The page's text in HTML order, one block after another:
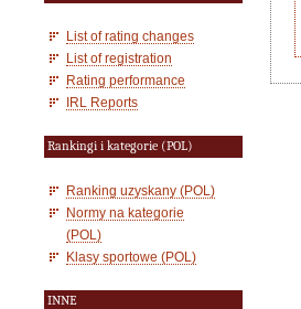
List of rating changes
List of registration
Rating performance
IRL Reports
Rankingi i kategorie (POL)
Ranking uzyskany (POL)
Normy na kategorie
(POL)
Klasy sportowe (POL)
INNE